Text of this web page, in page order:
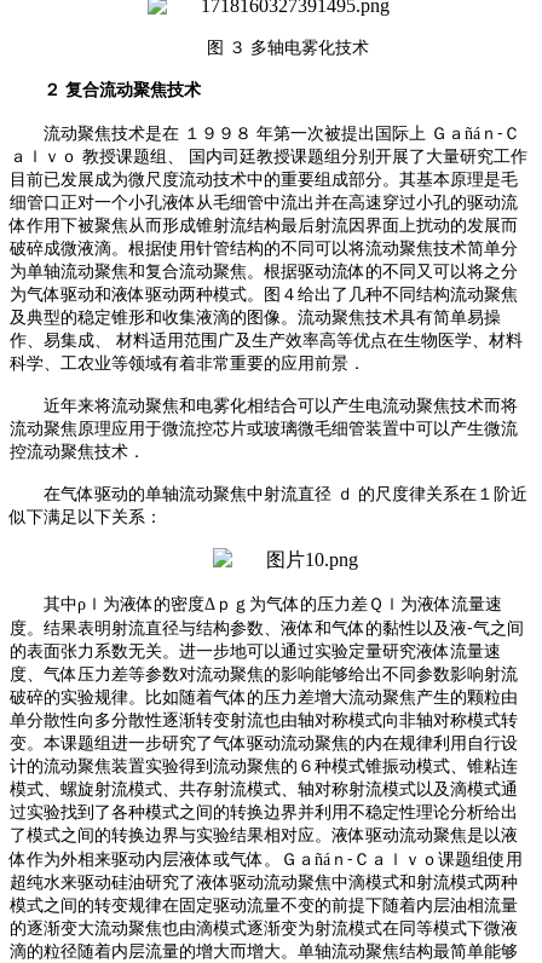
图 ３ 多轴电雾化技术
２ 复合流动聚焦技术
流动聚焦技术是在 １９９８ 年第一次被提出国际上 Ｇａ ñáｎ⁃Ｃ
ａｌｖｏ 教授课题组、 国内司廷教授课题组分别开展了大量研究工作
目前已发展成为微尺度流动技术中的重要组成部分。 其基本原理是毛
细管口正对一个小孔液体从毛细管中流出并在高速穿过小孔的驱动流
体作用下被聚焦从而形成锥射流结构最后射流因界面上扰动的发展而
破碎成微液滴。 根据使用针管结构的不同可以将流动聚焦技术简单分
为单轴流动聚焦和复合流动聚焦 。 根据驱动流体的不同又可以将之分
为气体驱动和液体驱动两种模式。
图４给出了几种不同结构流动聚焦
及典型的稳定锥形和收集液滴的图像 。 流动聚焦技术具有简单易操
作、易集成、
材料适用范围广及生产效率高等优点在生物医学、材料
科学、工农业等领域有着非常重要的应用前景．
近年来将流动聚焦和电雾化相结合可以产生电流动聚焦技术而将
流动聚焦原理应用于微流控芯片或玻璃微毛细管装置中可以产生微流
控流动聚焦技术．
在气体驱动的单轴流动聚焦中射流直径 ｄ 的尺度律关系在１阶近
似下满足以下关系 ：
其中ρｌ为液体的密度Δｐｇ为气体的压力差Ｑｌ为液体流量速
度。 结果表明射流直径与结构参数、液体和气体的黏性以及液⁃气之间
的表面张力系数无关。 进一步地可以通过实验定量研究液体流量速
度、气体压力差等参数对流动聚焦的影响能够给出不同参数影响射流
破碎的实验规律。
比如随着气体的压力差增大流动聚焦产生的颗粒由
单分散性向多分散性逐渐转变射流也由轴对称模式向非轴对称模式转
变。 本课题组进一步研究了气体驱动流动聚焦的内在规律利用自行设
计的流动聚焦装置实验得到流动聚焦的６种模式锥振动模式、锥粘连
模式、螺旋射流模式、共存射流模式、轴对称射流模式以及滴模式通
过实验找到了各种模式之间的转换边界并利用不稳定性理论分析给出
了模式之间的转换边界与实验结果相对应 。 液体驱动流动聚焦是以液
体作为外相来驱动内层液体或气体 。 Ｇａ ñáｎ⁃Ｃａｌｖｏ课题组使用
超纯水来驱动硅油研究了液体驱动流动聚焦中滴模式和射流模式两种
模式之间的转变规律在固定驱动流量不变的前提下随着内层油相流量
的逐渐变大流动聚焦也由滴模式逐渐变为射流模式在同等模式下微液
滴的粒径随着内层流量的增大而增大。 单轴流动聚焦结构最简单能够